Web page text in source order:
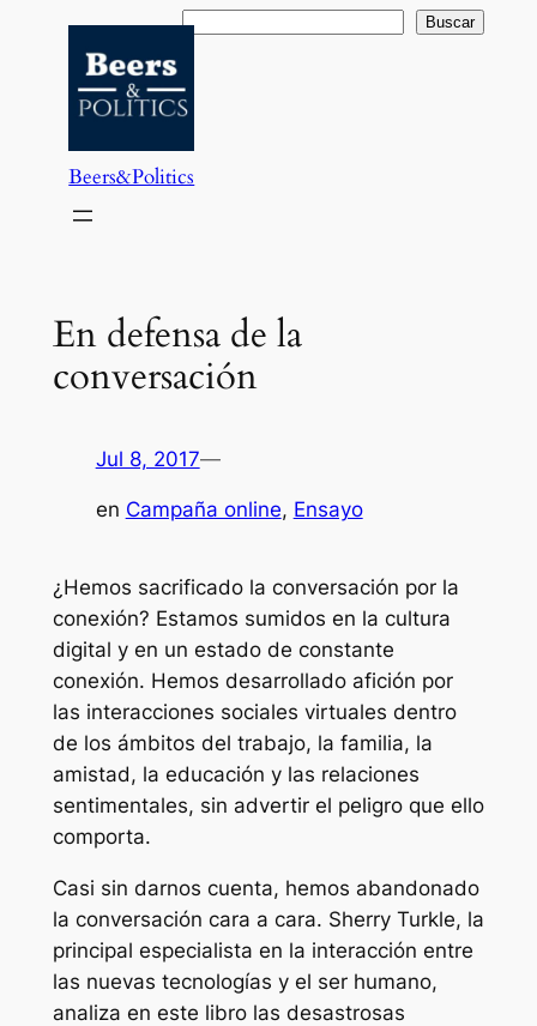
contenido
Buscar Buscar
Beers&Politics
En defensa de la
conversación
Jul 8, 2017—
en Campaña online, Ensayo
¿Hemos sacrificado la conversación por la
conexión? Estamos sumidos en la cultura
digital y en un estado de constante
conexión. Hemos desarrollado afición por
las interacciones sociales virtuales dentro
de los ámbitos del trabajo, la familia, la
amistad, la educación y las relaciones
sentimentales, sin advertir el peligro que ello
comporta.
Casi sin darnos cuenta, hemos abandonado
la conversación cara a cara. Sherry Turkle, la
principal especialista en la interacción entre
las nuevas tecnologías y el ser humano,
analiza en este libro las desastrosas